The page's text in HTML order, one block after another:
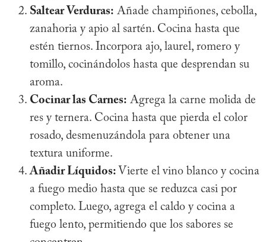
Saltear Verduras: Añade champiñones, cebolla,
zanahoria y apio al sartén. Cocina hasta que
estén tiernos. Incorpora ajo, laurel, romero y
tomillo, cocinándolos hasta que desprendan su
aroma.
Cocinar las Carnes: Agrega la carne molida de
res y ternera. Cocina hasta que pierda el color
rosado, desmenuzándola para obtener una
textura uniforme.
Añadir Líquidos: Vierte el vino blanco y cocina
a fuego medio hasta que se reduzca casi por
completo. Luego, agrega el caldo y cocina a
fuego lento, permitiendo que los sabores se